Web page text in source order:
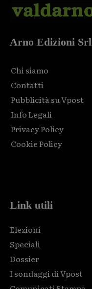
Arno Edizioni Srl
Chi siamo
Contatti
Pubblicità su Vpost
Info Legali
Privacy Policy
Cookie Policy
Link utili
Elezioni
Speciali
Dossier
I sondaggi di Vpost